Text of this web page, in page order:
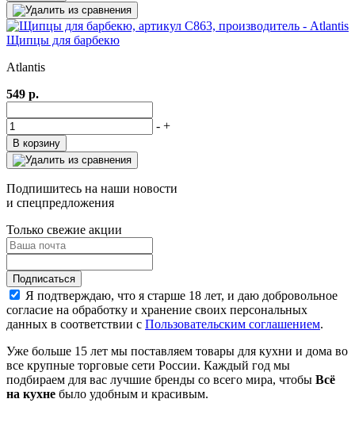
Щипцы для барбекю
Atlantis
549 р.
- +
В корзину
Подпишитесь на наши новости
и спецпредложения
Только свежие акции
Я подтверждаю, что я старше 18 лет, и даю добровольное
согласие на обработку и хранение своих персональных
данных в соответствии с Пользовательским соглашением.
Уже больше 15 лет мы поставляем товары для кухни и дома во
все крупные торговые сети России. Каждый год мы
подбираем для вас лучшие бренды со всего мира, чтобы Всё
на кухне было удобным и красивым.